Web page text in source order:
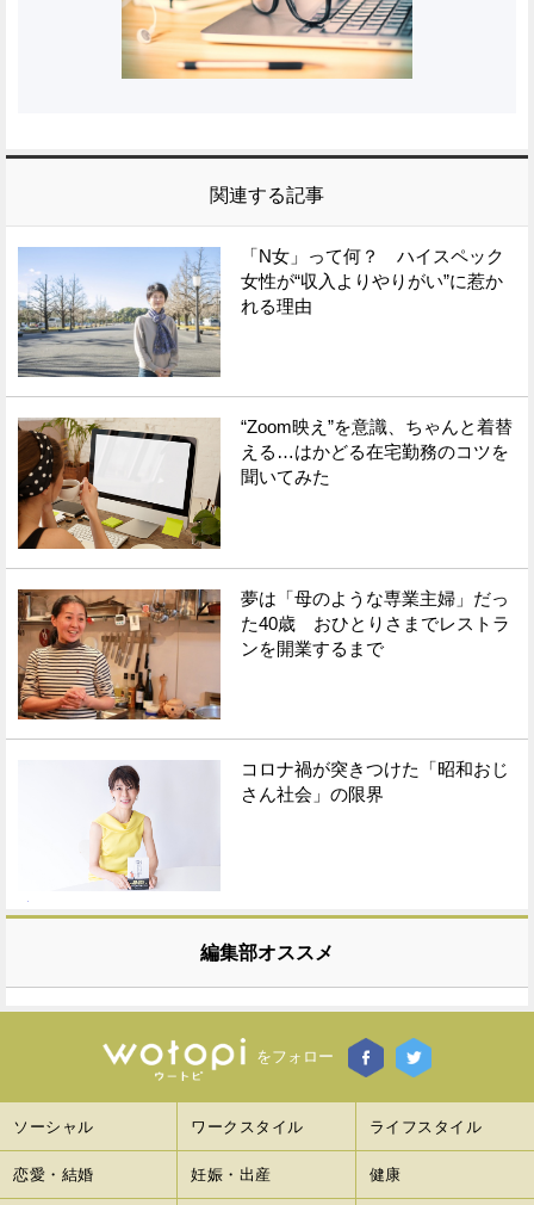
関連する記事
「N女」って何？ ハイスペック
女性が“収入よりやりがい”に惹か
れる理由
“Zoom映え”を意識、ちゃんと着替
える…はかどる在宅勤務のコツを
聞いてみた
夢は「母のような専業主婦」だっ
た40歳 おひとりさまでレストラ
ンを開業するまで
コロナ禍が突きつけた「昭和おじ
さん社会」の限界
編集部オススメ
をフォロー
ソーシャル ワークスタイル ライフスタイル
恋愛・結婚 妊娠・出産 健康